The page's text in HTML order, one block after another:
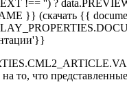
!== '') ?
}} (скачать {{
то, что